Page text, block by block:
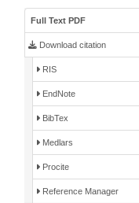
Full Text PDF
Download citation
RIS
EndNote
BibTex
Medlars
Procite
Reference Manager